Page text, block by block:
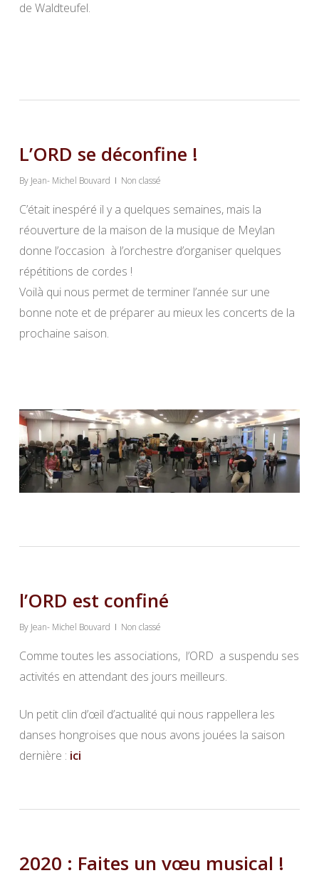
de Waldteufel.
L’ORD se déconfine !
By Jean- Michel Bouvard Non classé
C’était inespéré il y a quelques semaines, mais la
réouverture de la maison de la musique de Meylan
donne l’occasion à l’orchestre d’organiser quelques
répétitions de cordes !
Voilà qui nous permet de terminer l’année sur une
bonne note et de préparer au mieux les concerts de la
prochaine saison.
l’ORD est confiné
By Jean- Michel Bouvard Non classé
Comme toutes les associations, l’ORD a suspendu ses
activités en attendant des jours meilleurs.
Un petit clin d’œil d’actualité qui nous rappellera les
danses hongroises que nous avons jouées la saison
dernière : ici
2020 : Faites un vœu musical !